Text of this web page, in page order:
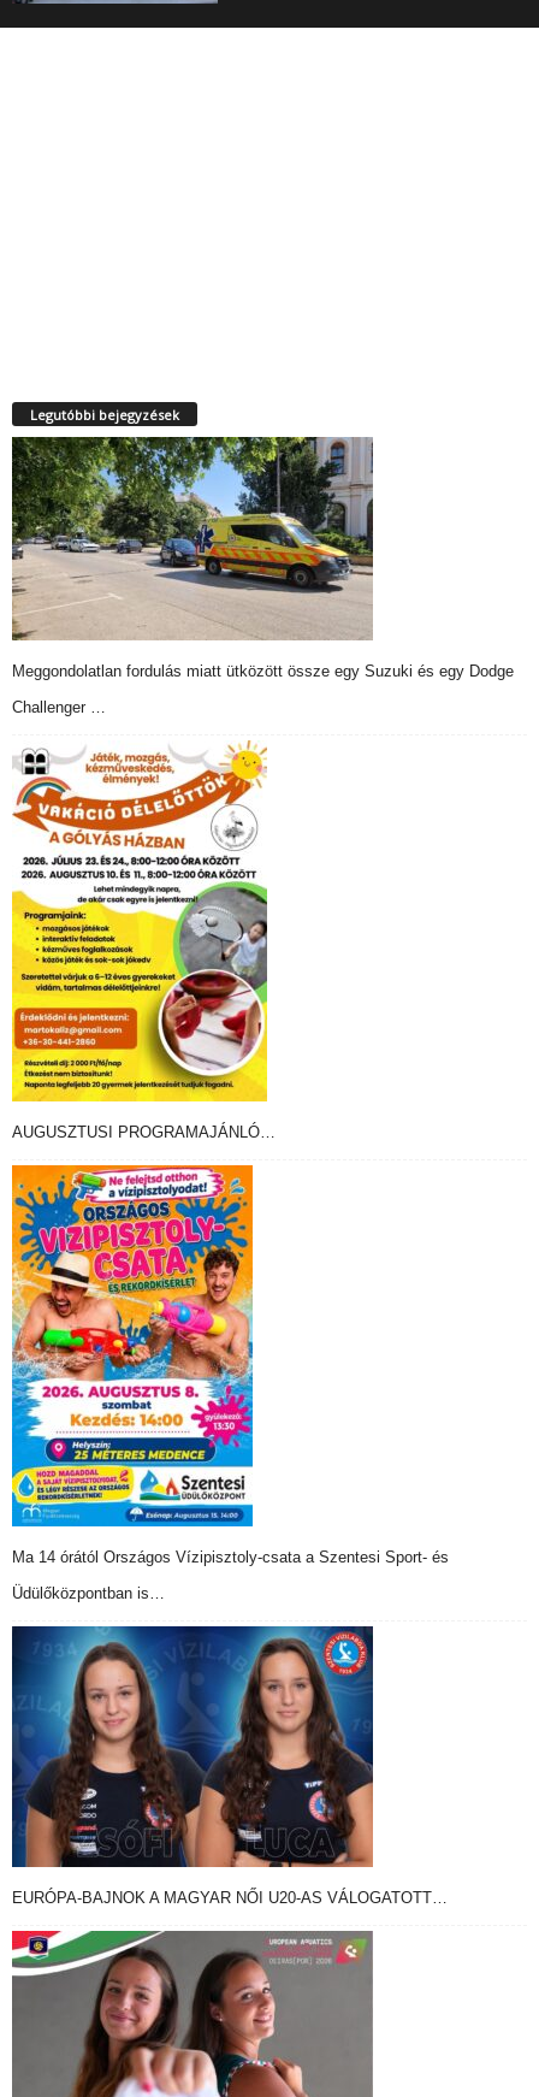
Legutóbbi bejegyzések
Meggondolatlan fordulás miatt ütközött össze egy Suzuki és egy Dodge
Challenger …
AUGUSZTUSI PROGRAMAJÁNLÓ…
Ma 14 órától Országos Vízipisztoly-csata a Szentesi Sport- és
Üdülőközpontban is…
EURÓPA-BAJNOK A MAGYAR NŐI U20-AS VÁLOGATOTT…